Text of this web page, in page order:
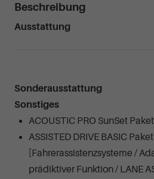
Beschreibung
Ausstattung
Sonderausstattung
Sonstiges
ACOUSTIC PRO SunSet Paket
ASSISTED DRIVE BASIC Paket
[Fahrerassistenzsysteme /
prädiktiver Funktion / LANE